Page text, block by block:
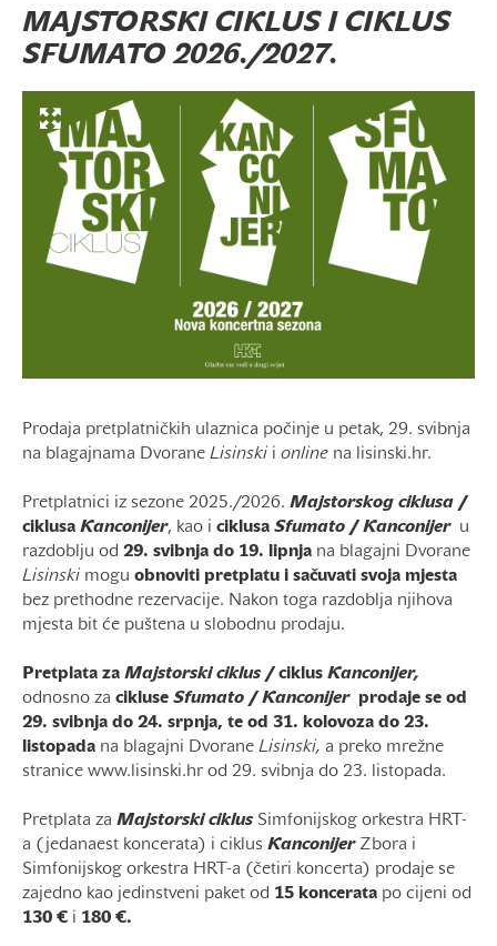
MAJSTORSKI CIKLUS I CIKLUS
SFUMATO 2026./2027.
Prodaja pretplatničkih ulaznica počinje u petak, 29. svibnja
na blagajnama Dvorane Lisinski i online na lisinski.hr.
Pretplatnici iz sezone 2025./2026. Majstorskog ciklusa /
ciklusa Kanconijer, kao i ciklusa Sfumato / Kanconijer
u
razdoblju od 29. svibnja do 19. lipnja na blagajni Dvorane
Lisinski mogu obnoviti pretplatu i sačuvati svoja mjesta
bez prethodne rezervacije. Nakon toga razdoblja njihova
mjesta bit će puštena u slobodnu prodaju.
Pretplata za Majstorski ciklus / ciklus Kanconijer,
odnosno za cikluse Sfumato / Kanconijerprodaje se od
29. svibnja do 24. srpnja, te od 31. kolovoza do 23.
listopada na blagajni Dvorane Lisinski, a preko mrežne
stranice www.lisinski.hr od 29. svibnja do 23. listopada.
Pretplata za Majstorski ciklus Simfonijskog orkestra HRT-
a (jedanaest koncerata) i ciklus KanconijerZbora i
Simfonijskog orkestra HRT-a (četiri koncerta) prodaje se
zajedno kao jedinstveni paket od 15 koncerata po cijeni od
130 € i 180 €.